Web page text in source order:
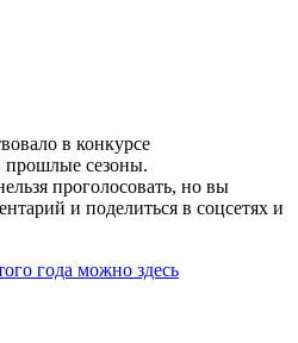
в конкурсе
сезоны.
проголосовать, но вы
и поделиться в соцсетях и
года можно здесь